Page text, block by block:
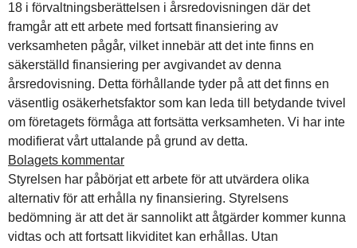
18 i förvaltningsberättelsen i årsredovisningen där det
framgår att ett arbete med fortsatt finansiering av
verksamheten pågår, vilket innebär att det inte finns en
säkerställd finansiering per avgivandet av denna
årsredovisning. Detta förhållande tyder på att det finns en
väsentlig osäkerhetsfaktor som kan leda till betydande tvivel
om företagets förmåga att fortsätta verksamheten. Vi har inte
modifierat vårt uttalande på grund av detta.
Bolagets kommentar
Styrelsen har påbörjat ett arbete för att utvärdera olika
alternativ för att erhålla ny finansiering. Styrelsens
bedömning är att det är sannolikt att åtgärder kommer kunna
vidtas och att fortsatt likviditet kan erhållas. Utan